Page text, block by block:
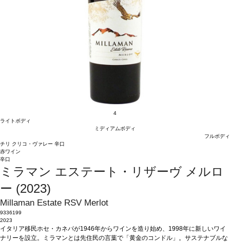
4
ライトボディ
ミディアムボディ
フルボディ
チリ クリコ・ヴァレー 辛口
赤ワイン
辛口
ミラマン エステート・リザーヴ メルロ
ー (2023)
Millaman Estate RSV Merlot
9336199
2023
イタリア移民ホセ・カネパが1946年からワインを造り始め、1998年に新しいワイ
ナリーを設立。ミラマンとは先住民の言葉で「黄金のコンドル」。サステナブルな